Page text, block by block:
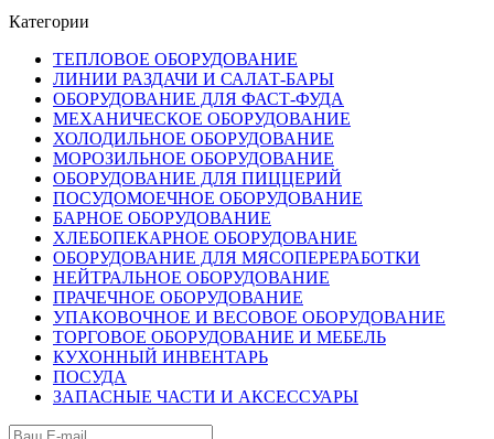
Категории
ТЕПЛОВОЕ ОБОРУДОВАНИЕ
ЛИНИИ РАЗДАЧИ И САЛАТ-БАРЫ
ОБОРУДОВАНИЕ ДЛЯ ФАСТ-ФУДА
МЕХАНИЧЕСКОЕ ОБОРУДОВАНИЕ
ХОЛОДИЛЬНОЕ ОБОРУДОВАНИЕ
МОРОЗИЛЬНОЕ ОБОРУДОВАНИЕ
ОБОРУДОВАНИЕ ДЛЯ ПИЦЦЕРИЙ
ПОСУДОМОЕЧНОЕ ОБОРУДОВАНИЕ
БАРНОЕ ОБОРУДОВАНИЕ
ХЛЕБОПЕКАРНОЕ ОБОРУДОВАНИЕ
ОБОРУДОВАНИЕ ДЛЯ МЯСОПЕРЕРАБОТКИ
НЕЙТРАЛЬНОЕ ОБОРУДОВАНИЕ
ПРАЧЕЧНОЕ ОБОРУДОВАНИЕ
УПАКОВОЧНОЕ И ВЕСОВОЕ ОБОРУДОВАНИЕ
ТОРГОВОЕ ОБОРУДОВАНИЕ И МЕБЕЛЬ
КУХОННЫЙ ИНВЕНТАРЬ
ПОСУДА
ЗАПАСНЫЕ ЧАСТИ И АКСЕССУАРЫ